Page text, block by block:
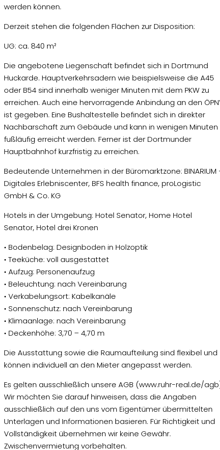
werden können.
Derzeit stehen die folgenden Flächen zur Disposition:
UG: ca. 840 m²
Die angebotene Liegenschaft befindet sich in Dortmund
Huckarde. Hauptverkehrsadern wie beispielsweise die A45
oder B54 sind innerhalb weniger Minuten mit dem PKW zu
erreichen. Auch eine hervorragende Anbindung an den
ist gegeben. Eine Bushaltestelle befindet sich in direkter
Nachbarschaft zum Gebäude und kann in wenigen Minuten
fußläufig erreicht werden. Ferner ist der Dortmunder
Hauptbahnhof kurzfristig zu erreichen.
Bedeutende Unternehmen in der Büromarktzone: BINARIUM
Digitales Erlebniscenter, BFS health finance, proLogistic
GmbH & Co. KG
Hotels in der Umgebung: Hotel Senator, Home Hotel
Senator, Hotel drei Kronen
• Bodenbelag: Designboden in Holzoptik
• Teeküche: voll ausgestattet
• Aufzug: Personenaufzug
• Beleuchtung: nach Vereinbarung
• Verkabelungsort: Kabelkanäle
• Sonnenschutz: nach Vereinbarung
• Klimaanlage: nach Vereinbarung
• Deckenhöhe: 3,70 – 4,70 m
Die Ausstattung sowie die Raumaufteilung sind flexibel und
können individuell an den Mieter angepasst werden.
Es gelten ausschließlich unsere AGB (www.ruhr-real.de/
Wir möchten Sie darauf hinweisen, dass die Angaben
ausschließlich auf den uns vom Eigentümer übermittelten
Unterlagen und Informationen basieren. Für Richtigkeit und
Vollständigkeit übernehmen wir keine Gewähr.
Zwischenvermietung vorbehalten.